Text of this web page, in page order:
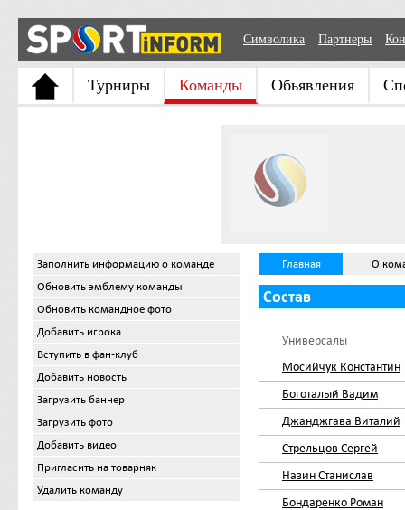
Символика Партнеры
Турниры Команды Обьявления
Заполнить информацию о команде
Обновить эмблему команды
Обновить командное фото
Добавить игрока
Вступить в фан-клуб
Добавить новость
Загрузить баннер
Загрузить фото
Добавить видео
Пригласить на товарняк
Удалить команду
Главная О
Состав
Универсалы
Мосийчук Константин
Боготалый Вадим
Джанджгава Виталий
Стрельцов Сергей
Назин Станислав
Бондаренко Роман